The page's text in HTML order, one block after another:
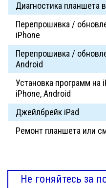
Диагностика планшета
Перепрошивка /
iPhone
Перепрошивка /
Android
Установка программ на
iPhone, Android
Джейлбрейк iPad
Ремонт планшета или
Не гоняйтесь за